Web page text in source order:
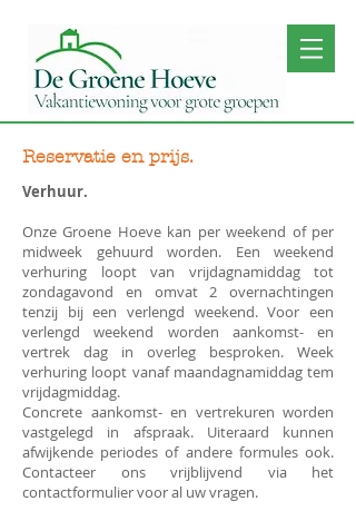
Reservatie en prijs.
Verhuur.
Onze Groene Hoeve kan per weekend of per
midweek gehuurd worden. Een weekend
verhuring loopt van vrijdagnamiddag tot
zondagavond en omvat 2 overnachtingen
tenzij bij een verlengd weekend. Voor een
verlengd weekend worden aankomst- en
vertrek dag in overleg besproken. Week
verhuring loopt vanaf maandagnamiddag tem
vrijdagmiddag.
Concrete aankomst- en vertrekuren worden
vastgelegd in afspraak. Uiteraard kunnen
afwijkende periodes of andere formules ook.
Contacteer ons vrijblijvend via het
contactformulier voor al uw vragen.